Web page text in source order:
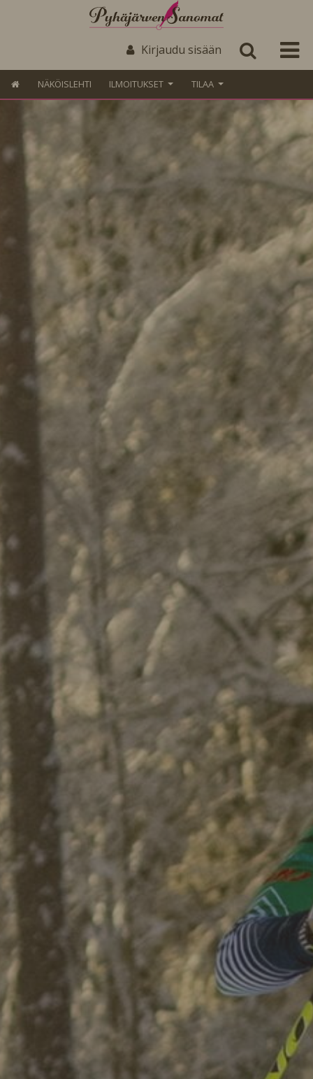
Kirjaudu sisään
NÄKÖISLEHTI ILMOITUKSET TILAA